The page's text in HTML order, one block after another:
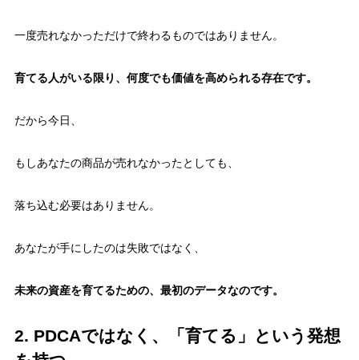
一度売れなかっただけで終わるものではありません。
育てる人がいる限り、何度でも価値を高められる存在です。
だから今日、
もしあなたの商品が売れなかったとしても、
落ち込む必要はありません。
あなたが手にしたのは失敗ではなく、
未来の資産を育てるための、最初のデータなのです。
2. PDCAではなく、「育てる」という発想